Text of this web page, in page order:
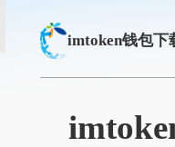
imtoken钱包下